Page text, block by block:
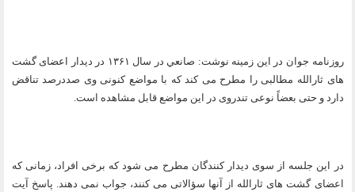
روزنامه جوان در اين زمينه نوشت: صانعي در سال ۱۳۶۱ در ديدار اعضاى گشت
هاى ثارالله مطالبى را مطرح مى كند كه با مواضع كنونى وى صددرصد تناقض
دارد و حتى بعضاً نوعى تندروى در اين مواضع قابل مشاهده است.
در اين جلسه از سوى ديدار كنندگان مطرح مى شود كه برخى افراد، زمانى كه
اعضاى گشت هاى ثارالله از آنها سؤالاتى مى كنند، جواب نمى دهند. پاسخ آيت